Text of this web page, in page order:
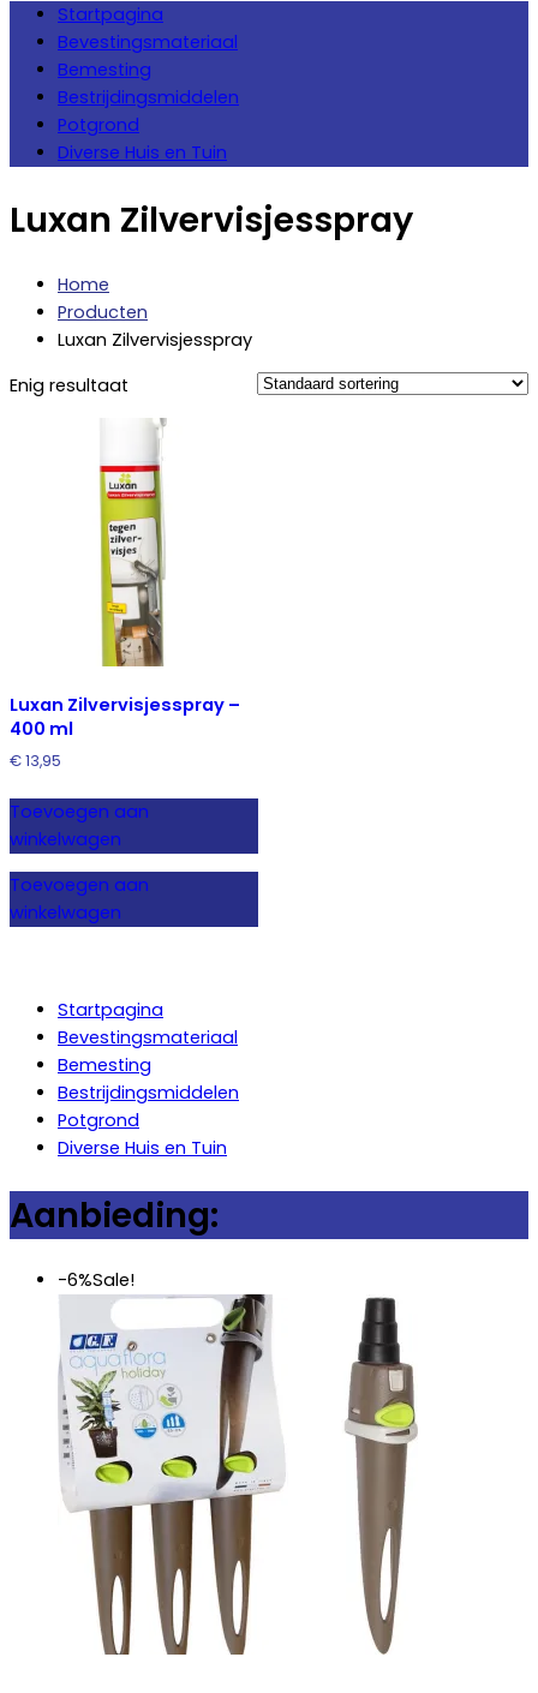
Startpagina
Bevestingsmateriaal
Bemesting
Bestrijdingsmiddelen
Potgrond
Diverse Huis en Tuin
Luxan Zilvervisjesspray
Home
Producten
Luxan Zilvervisjesspray
Enig resultaat
Luxan Zilvervisjesspray –
400 ml
€13,95
Toevoegen aan
winkelwagen
Toevoegen aan
winkelwagen
Startpagina
Bevestingsmateriaal
Bemesting
Bestrijdingsmiddelen
Potgrond
Diverse Huis en Tuin
Aanbieding:
-6%Sale!